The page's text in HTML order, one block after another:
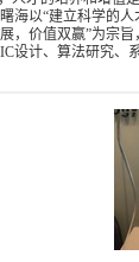
海以“建立科学的
，价值双赢”为宗
设计、算法研究、